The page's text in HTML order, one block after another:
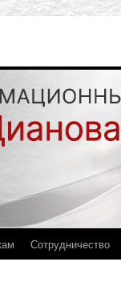
Сотрудничество